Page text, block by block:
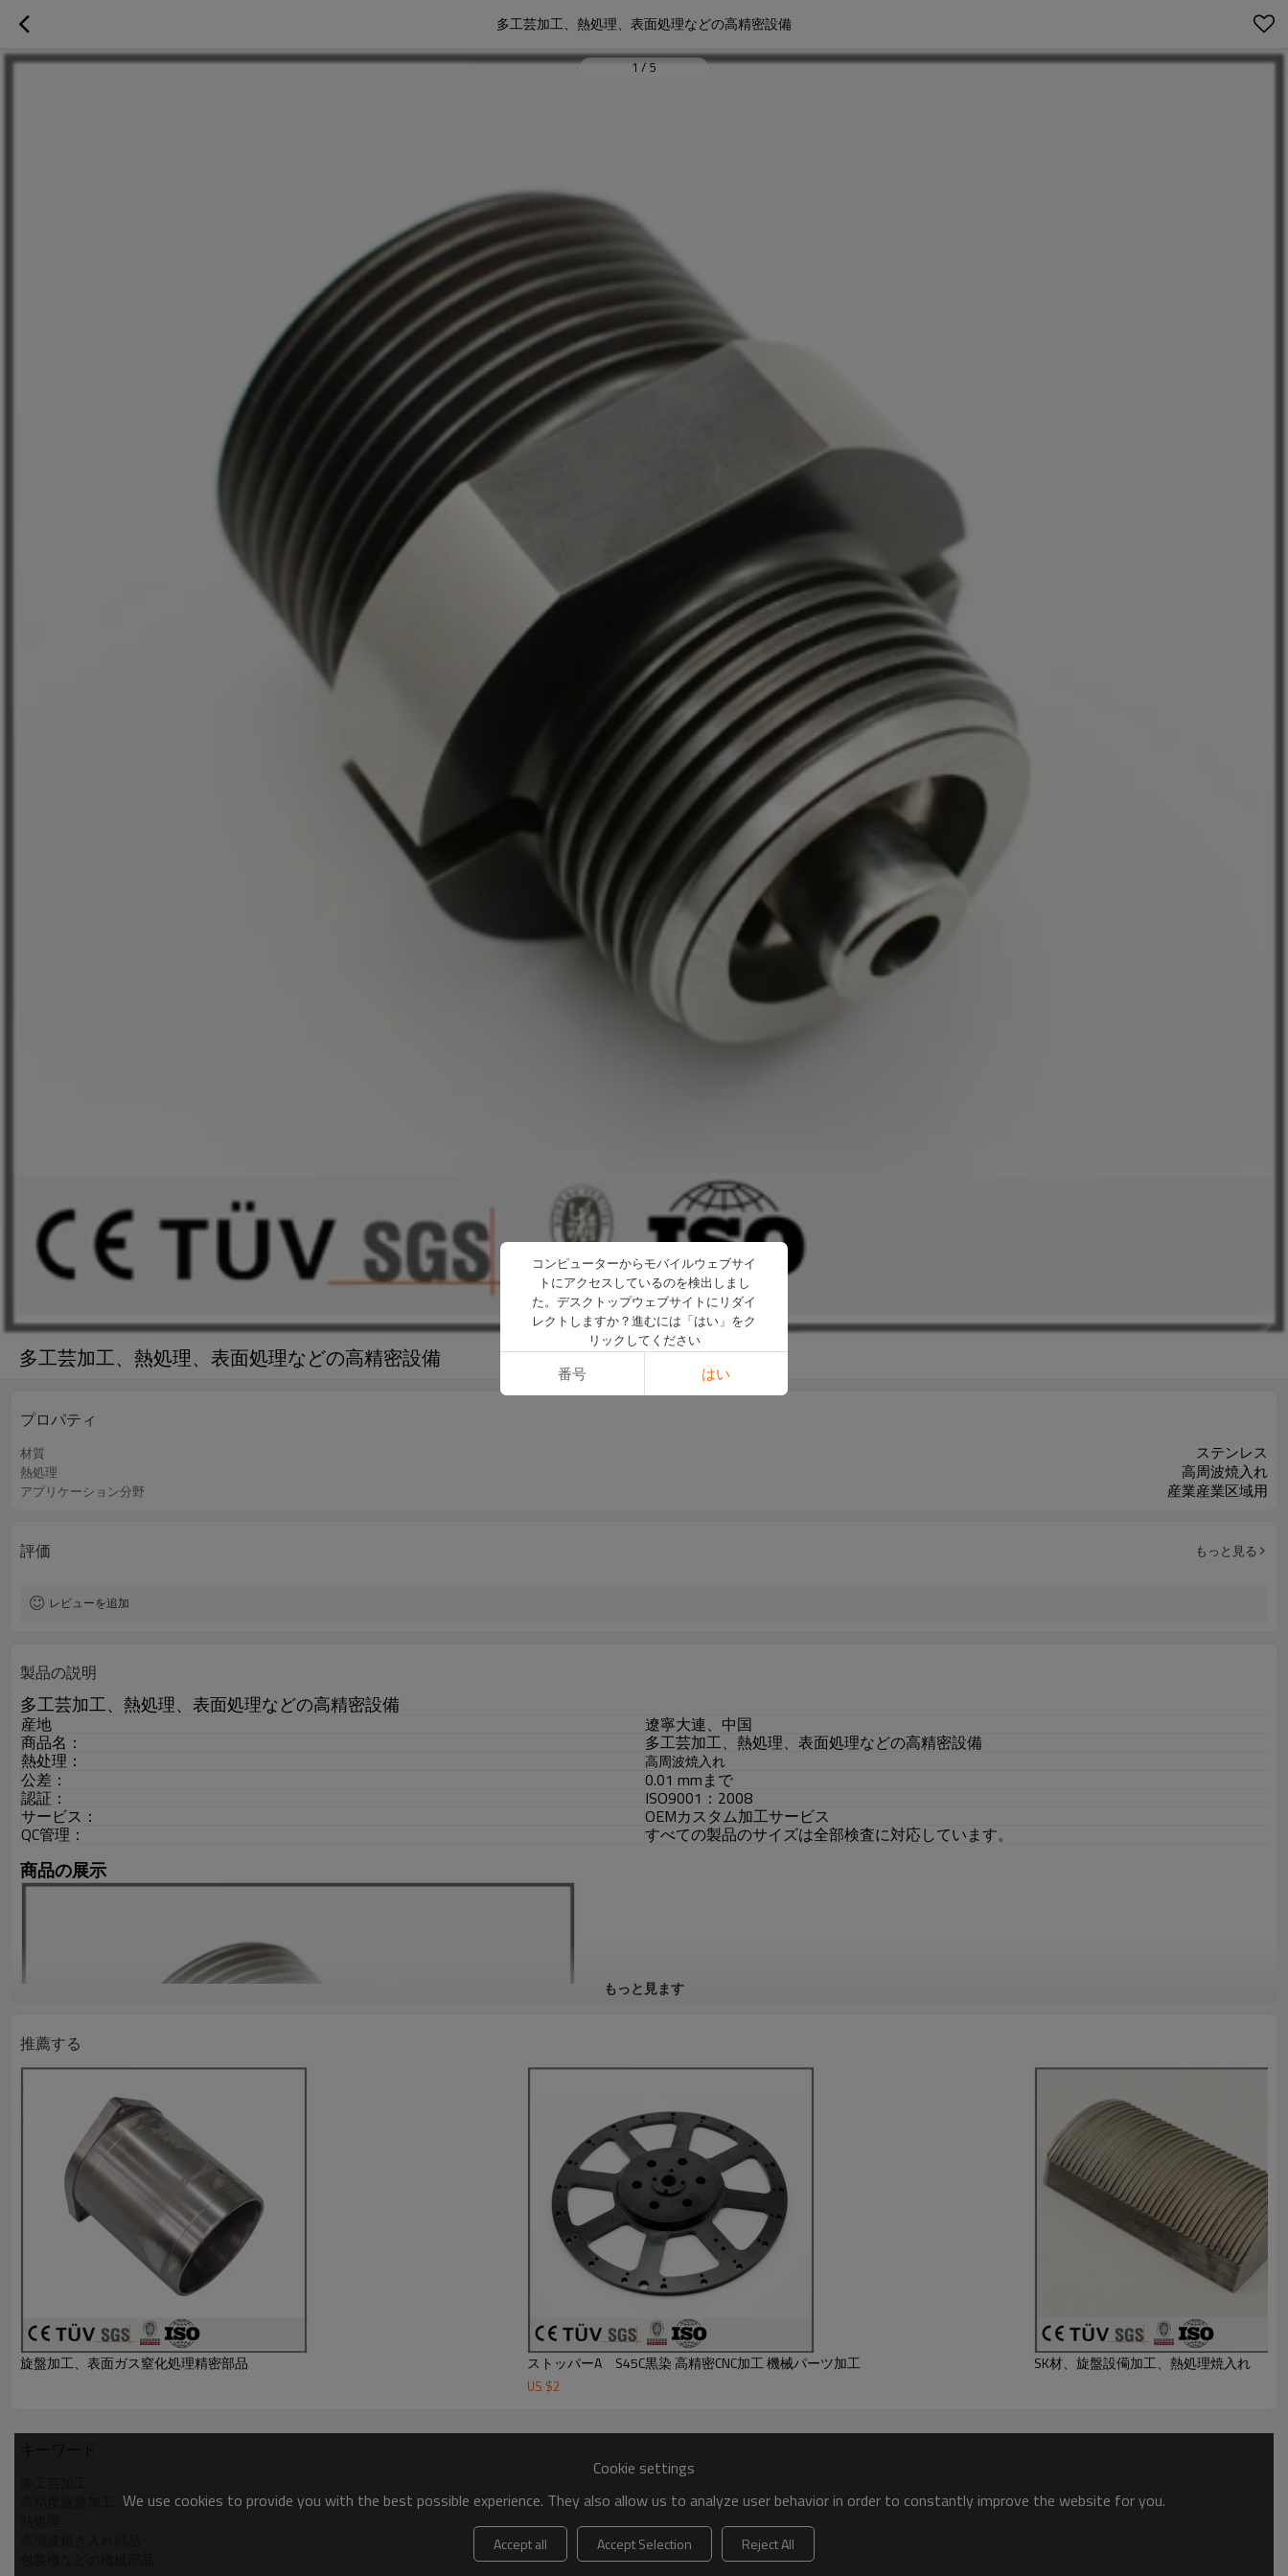
多工芸加工、熱処理、表面処理などの高精密設備
1 / 5
多工芸加工、熱処理、表面処理などの高精密設備
プロパティ
材質 ステンレス
熱処理 高周波焼入れ
アプリケーション分野 産業産業区域用
評価 もっと見る
レビューを追加
製品の説明
多工芸加工、熱処理、表面処理などの高精密設備
産地 遼寧大連、中国
商品名： 多工芸加工、熱処理、表面処理などの高精密設備
熱处理： 高周波焼入れ
公差： 0.01 mmまで
認証： ISO9001：2008
サービス： OEMカスタム加工サービス
QC管理： すべての製品のサイズは全部検査に対応しています。
商品の展示
もっと見ます
推薦する
旋盤加工、表面ガス窒化処理精密部品 ストッパーA S45C黒染 高精密CNC加工 機械パーツ加工
US $2
SK材、旋盤設僃加工、熱処理焼入れ
Cookie settings
We use cookies to provide you with the best possible experience. They also allow us to analyze user behavior in order to constantly improve the website for you.
Accept all Accept Selection
Reject All
コンピューターからモバイルウェブサイ
トにアクセスしているのを検出しまし
た。デスクトップウェブサイトにリダイ
レクトしますか？進むには「はい」をク
リックしてください
番号 はい